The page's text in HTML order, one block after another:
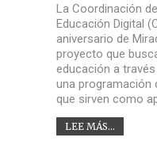
La Coordinación
Educación Digital
aniversario de
proyecto que
educación a
una programación
que sirven como
LEE MÁS...